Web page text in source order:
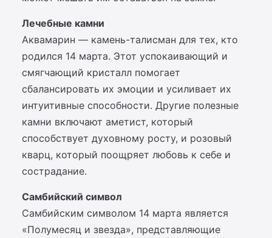
Лечебные камни
Аквамарин — камень-талисман для тех, кто
родился 14 марта. Этот успокаивающий и
смягчающий кристалл помогает
сбалансировать их эмоции и усиливает их
интуитивные способности. Другие полезные
камни включают аметист, который
способствует духовному росту, и розовый
кварц, который поощряет любовь к себе и
сострадание.
Самбийский символ
Самбийским символом 14 марта является
«Полумесяц и звезда», представляющие